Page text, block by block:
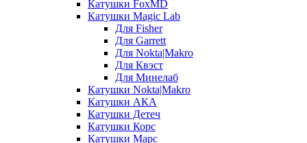
Катушки FoxMD
Катушки Magic Lab
Для Fisher
Для Garrett
Для Nokta|Makro
Для Квэст
Для Минелаб
Катушки Nokta|Makro
Катушки АКА
Катушки Детеч
Катушки Корс
Катушки Марс